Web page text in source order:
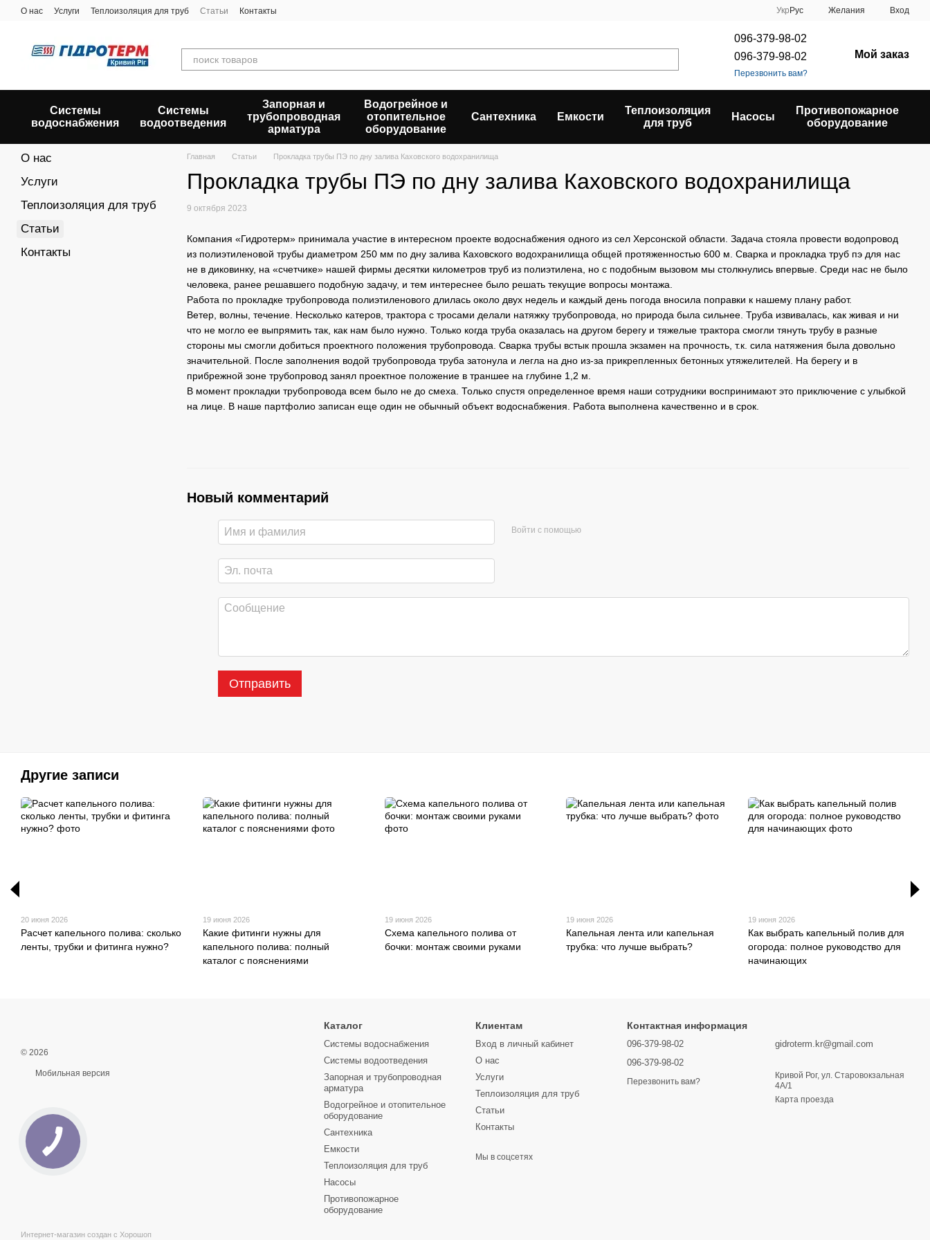
Перейти к основному контенту
О нас Услуги Теплоизоляция для труб Статьи Контакты Укр Рус Желания Вход
096-379-98-02
096-379-98-02
Перезвонить вам?
Мой заказ
Системы
водоснабжения
Системы
водоотведения
Запорная и
трубопроводная
арматура
Водогрейное и
отопительное
оборудование
Сантехника Емкости
Теплоизоляция
для труб
Насосы
Противопожарное
оборудование
Главная Статьи Прокладка трубы ПЭ по дну залива Каховского водохранилища
Прокладка трубы ПЭ по дну залива Каховского водохранилища
9 октября 2023
Компания «Гидротерм» принимала участие в интересном проекте водоснабжения одного из сел Херсонской области. Задача стояла провести водопровод
из полиэтиленовой трубы диаметром 250 мм по дну залива Каховского водохранилища общей протяженностью 600 м. Сварка и прокладка труб пэ для нас
не в диковинку, на «счетчике» нашей фирмы десятки километров труб из полиэтилена, но с подобным вызовом мы столкнулись впервые. Среди нас не было
человека, ранее решавшего подобную задачу, и тем интереснее было решать текущие вопросы монтажа.
Работа по прокладке трубопровода полиэтиленового длилась около двух недель и каждый день погода вносила поправки к нашему плану работ.
Ветер, волны, течение. Несколько катеров, трактора с тросами делали натяжку трубопровода, но природа была сильнее. Труба извивалась, как живая и ни
что не могло ее выпрямить так, как нам было нужно. Только когда труба оказалась на другом берегу и тяжелые трактора смогли тянуть трубу в разные
стороны мы смогли добиться проектного положения трубопровода. Сварка трубы встык прошла экзамен на прочность, т.к. сила натяжения была довольно
значительной. После заполнения водой трубопровода труба затонула и легла на дно из-за прикрепленных бетонных утяжелителей. На берегу и в
прибрежной зоне трубопровод занял проектное положение в траншее на глубине 1,2 м.
В момент прокладки трубопровода всем было не до смеха. Только спустя определенное время наши сотрудники воспринимают это приключение с улыбкой
на лице. В наше партфолио записан еще один не обычный объект водоснабжения. Работа выполнена качественно и в срок.
Новый комментарий
Войти с помощью
Отправить
О нас
Услуги
Теплоизоляция для труб
Статьи
Контакты
Другие записи
20 июня 2026
Расчет капельного полива: сколько
ленты, трубки и фитинга нужно?
19 июня 2026
Какие фитинги нужны для
капельного полива: полный
каталог с пояснениями
19 июня 2026
Схема капельного полива от
бочки: монтаж своими руками
19 июня 2026
Капельная лента или капельная
трубка: что лучше выбрать?
19 июня 2026
Как выбрать капельный полив для
огорода: полное руководство для
начинающих
© 2026
Мобильная версия
Интернет-магазин создан с Хорошоп
Каталог
Системы водоснабжения
Системы водоотведения
Запорная и трубопроводная
арматура
Водогрейное и отопительное
оборудование
Сантехника
Емкости
Теплоизоляция для труб
Насосы
Противопожарное
оборудование
Клиентам
Вход в личный кабинет
О нас
Услуги
Теплоизоляция для труб
Статьи
Контакты
Мы в соцсетях
Контактная информация
096-379-98-02
096-379-98-02
Перезвонить вам?
gidroterm.kr@gmail.com
Кривой Рог, ул. Старовокзальная
4А/1
Карта проезда